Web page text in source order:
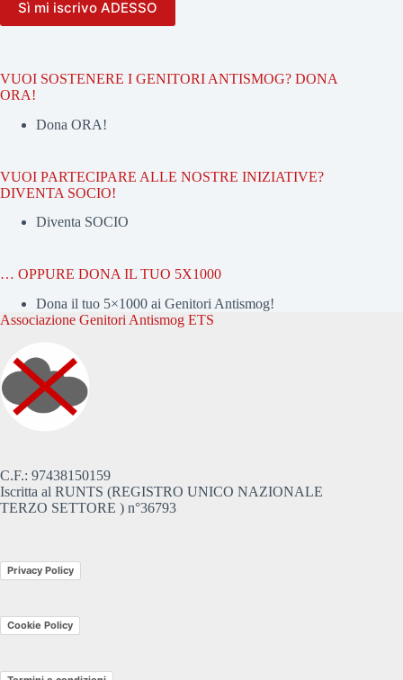
VUOI SOSTENERE I GENITORI ANTISMOG? DONA
ORA!
Dona ORA!
VUOI PARTECIPARE ALLE NOSTRE INIZIATIVE?
DIVENTA SOCIO!
Diventa SOCIO
… OPPURE DONA IL TUO 5X1000
Dona il tuo 5×1000 ai Genitori Antismog!
Associazione Genitori Antismog ETS
C.F.: 97438150159
Iscritta al RUNTS (REGISTRO UNICO NAZIONALE
TERZO SETTORE ) n°36793
Privacy Policy
Cookie Policy